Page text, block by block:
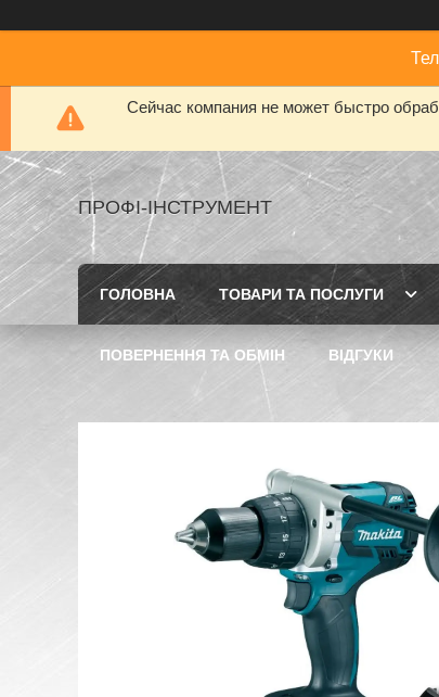
Сейчас компания не может быстро
ПРОФІ-ІНСТРУМЕНТ
ГОЛОВНА ТОВАРИ ТА ПОСЛУГИ
ПОВЕРНЕННЯ ТА ОБМІН ВІДГУКИ